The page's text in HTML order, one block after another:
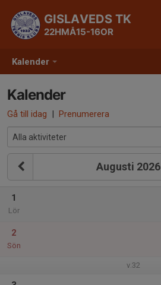
Kalender
GISLAVEDS TK
22HMÅ15-16OR
Kalender
Gå till idag | Prenumerera
Augusti 2026
1
Lör
2
Sön
v.32